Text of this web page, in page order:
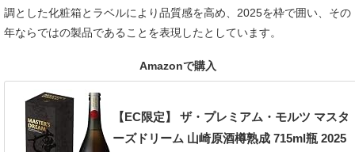
調とした化粧箱とラベルにより品質感を高め、2025を枠で囲い、その
年ならではの製品であることを表現したとしています。
Amazonで購入
【EC限定】 ザ・プレミアム・モルツ マスタ
ーズドリーム 山崎原酒樽熟成 715ml瓶 2025